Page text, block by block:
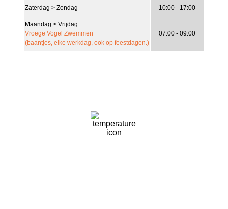
Zaterdag > Zondag 10:00 - 17:00
Maandag > Vrijdag
Vroege Vogel Zwemmen
(baantjes, elke werkdag, ook op feestdagen.)
07:00 - 09:00
Zeer Lichte Bewolking
Wind Gust
27 Km/h
Clouds